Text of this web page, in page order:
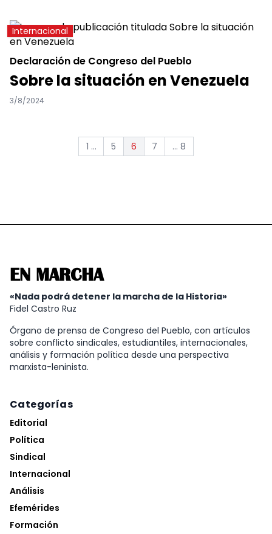
Internacional
Declaración de Congreso del Pueblo
Sobre la situación en Venezuela
3/8/2024
1 ... 5 6 7 ... 8
EN MARCHA
«Nada podrá detener la marcha de la Historia»
Fidel Castro Ruz
Órgano de prensa de Congreso del Pueblo, con artículos
sobre conflicto sindicales, estudiantiles, internacionales,
análisis y formación política desde una perspectiva
marxista-leninista.
Categorías
Editorial
Política
Sindical
Internacional
Análisis
Efemérides
Formación